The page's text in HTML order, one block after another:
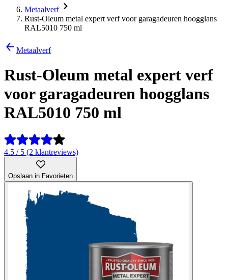
Metaalverf
Rust-Oleum metal expert verf voor garagadeuren hoogglans
RAL5010 750 ml
Metaalverf
Rust-Oleum metal expert verf
voor garagadeuren hoogglans
RAL5010 750 ml
4.5 / 5 (2 klantreviews)
Opslaan in Favorieten